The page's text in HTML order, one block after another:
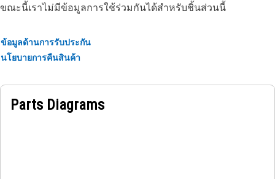
ขณะนี้เราไม่มีข้อมูลการใช้ร่วมกันได้สำหรับชิ้นส่วนนี้
ข้อมูลด้านการรับประกัน
นโยบายการคืนสินค้า
Parts Diagrams